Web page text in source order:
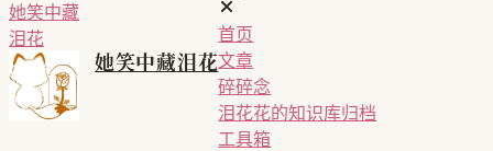
她笑中藏
泪花
她笑中藏泪花
首页
文章
碎碎念
泪花花的知识库归档
工具箱